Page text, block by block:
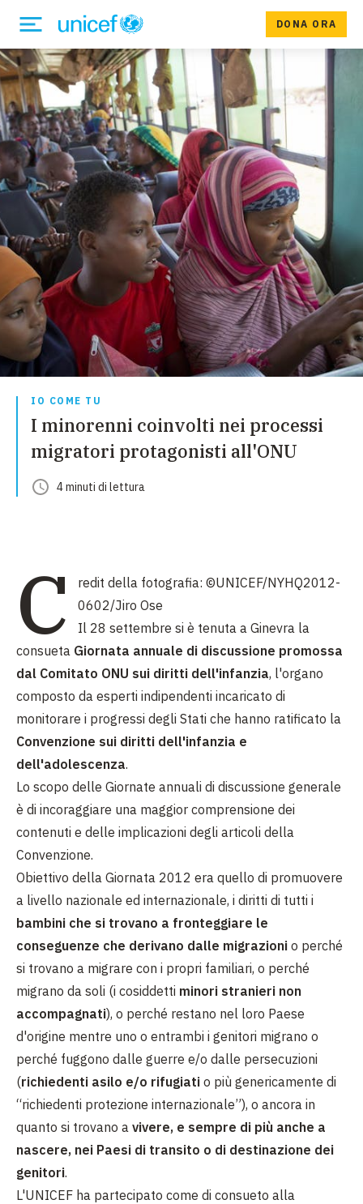
DONA ORA
IO COME TU
I minorenni coinvolti nei processi
migratori protagonisti all'ONU
4minuti di lettura
C redit della fotografia: ©UNICEF/NYHQ2012-
0602/Jiro Ose
Il 28 settembre si è tenuta a Ginevra la
consueta Giornata annuale di discussione promossa
dal Comitato ONU sui diritti dell'infanzia, l'organo
composto da esperti indipendenti incaricato di
monitorare i progressi degli Stati che hanno ratificato la
Convenzione sui diritti dell'infanzia e
dell'adolescenza.
Lo scopo delle Giornate annuali di discussione generale
è di incoraggiare una maggior comprensione dei
contenuti e delle implicazioni degli articoli della
Convenzione.
Obiettivo della Giornata 2012 era quello di promuovere
a livello nazionale ed internazionale, i diritti di tutti i
bambini che si trovano a fronteggiare le
conseguenze che derivano dalle migrazioni o perché
si trovano a migrare con i propri familiari, o perché
migrano da soli (i cosiddetti minori stranieri non
accompagnati), o perché restano nel loro Paese
d'origine mentre uno o entrambi i genitori migrano o
perché fuggono dalle guerre e/o dalle persecuzioni
(richiedenti asilo e/o rifugiati o più genericamente di
“richiedenti protezione internazionale”), o ancora in
quanto si trovano a vivere, e sempre di più anche a
nascere, nei Paesi di transito o di destinazione dei
genitori.
L'UNICEF ha partecipato come di consueto alla